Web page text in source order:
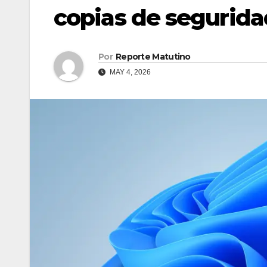
copias de
Por Reporte Matutino
MAY 4, 2026